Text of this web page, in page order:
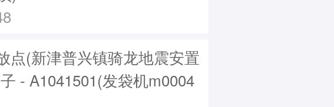
点(新津普兴镇骑龙地震安置
- A1041501(发袋机m0004